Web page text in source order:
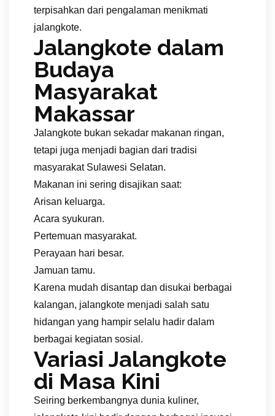
terpisahkan dari pengalaman menikmati
jalangkote.
Jalangkote dalam
Budaya
Masyarakat
Makassar
Jalangkote bukan sekadar makanan ringan,
tetapi juga menjadi bagian dari tradisi
masyarakat Sulawesi Selatan.
Makanan ini sering disajikan saat:
Arisan keluarga.
Acara syukuran.
Pertemuan masyarakat.
Perayaan hari besar.
Jamuan tamu.
Karena mudah disantap dan disukai berbagai
kalangan, jalangkote menjadi salah satu
hidangan yang hampir selalu hadir dalam
berbagai kegiatan sosial.
Variasi Jalangkote
di Masa Kini
Seiring berkembangnya dunia kuliner,